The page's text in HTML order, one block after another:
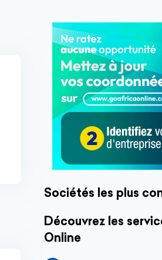
Sociétés les plus
Découvrez les
Online